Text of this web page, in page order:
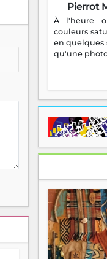
Pierrot
À l'heure
couleurs
en quelques
qu'une